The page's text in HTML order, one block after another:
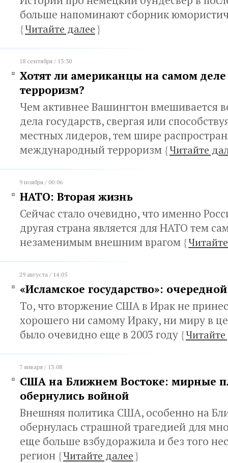
больше напоминают сборник
{Читайте далее}
18 сентября / 13:30
Хотят ли американцы на самом деле
терроризм?
Чем активнее Вашингтон вмешивается
дела государств, свергая или
местных лидеров, тем шире
международный терроризм {Читайте
9 ноября / 00:06
НАТО: Вторая жизнь
Сейчас стало очевидно, что именно
другая страна является для НАТО тем
незаменимым внешним врагом {
29 августа / 14:05
«Исламское государство»:
То, что вторжение США в Ирак не
хорошего ни самому Ираку, ни миру в
было очевидно еще в 2003 году {
7 января / 13:08
США на Ближнем Востоке: мирные
обернулись войной
Внешняя политика США, особенно на
обернулась страшной трагедией для
еще больше взбудоражила и без того
регион {Читайте далее}